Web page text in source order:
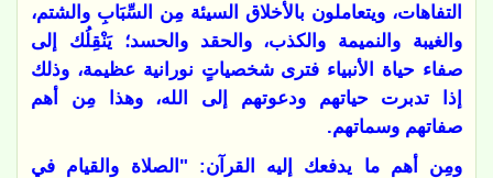
التفاهات، ويتعاملون بالأخلاق السيئة مِن السِّبَابِ والشتم،
والغيبة والنميمة والكذب، والحقد والحسد؛ يَنْقِلُك إلى
صفاء حياة الأنبياء فترى شخصياتٍ نورانية عظيمة، وذلك
إذا تدبرت حياتهم ودعوتهم إلى الله، وهذا مِن أهم
صفاتهم وسماتهم.
ومِن أهم ما يدفعك إليه القرآن: "الصلاة والقيام في